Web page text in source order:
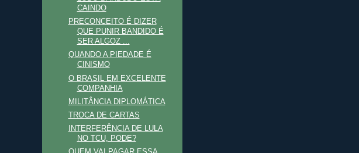
CAINDO
PRECONCEITO É DIZER
QUE PUNIR BANDIDO É
SER ALGOZ ...
QUANDO A PIEDADE É
CINISMO
O BRASIL EM EXCELENTE
COMPANHIA
MILITÂNCIA DIPLOMÁTICA
TROCA DE CARTAS
INTERFERÊNCIA DE LULA
NO TCU, PODE?